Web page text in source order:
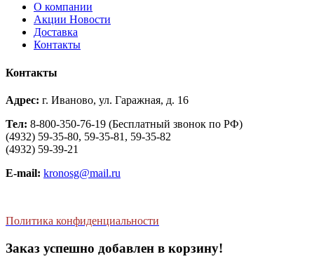
О компании
Aкции Новости
Доставка
Контакты
Контакты
Адрес: г. Иваново, ул. Гаражная, д. 16
Тел: 8-800-350-76-19 (Бесплатный звонок по РФ)
(4932) 59-35-80, 59-35-81, 59-35-82
(4932) 59-39-21
E-mail: kronosg@mail.ru
Политика конфиденциальности
Заказ успешно добавлен в корзину!